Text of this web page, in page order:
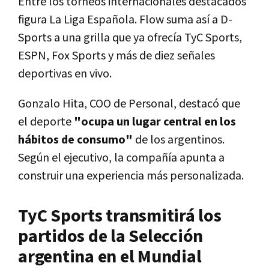
figura La Liga Española. Flow suma así a D-
Sports a una grilla que ya ofrecía TyC Sports,
ESPN, Fox Sports y más de diez señales
deportivas en vivo.
Gonzalo Hita, COO de Personal, destacó que
el deporte "ocupa un lugar central en los
hábitos de consumo" de los argentinos.
Según el ejecutivo, la compañía apunta a
construir una experiencia más personalizada.
TyC Sports transmitirá los
partidos de la Selección
argentina en el Mundial